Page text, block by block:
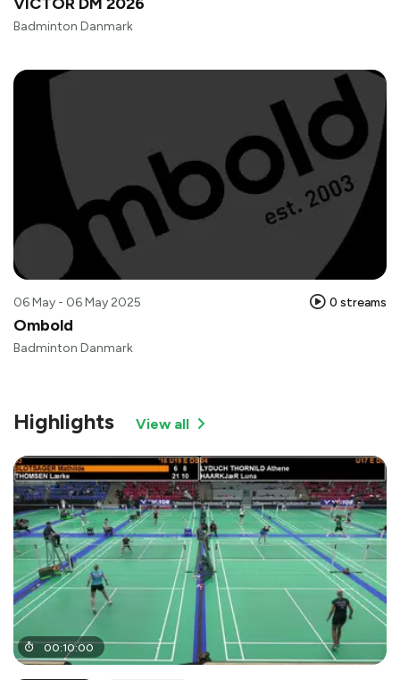
Badminton Danmark
06 May - 06 May 2025 0 streams
Ombold
Badminton Danmark
Highlights View all
00:10:00